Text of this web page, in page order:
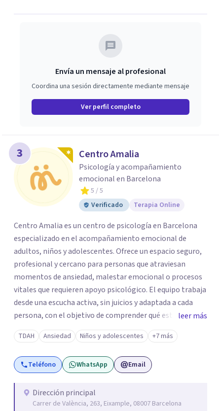
Envía un mensaje al profesional
Coordina una sesión directamente mediante mensaje
Ver perfil completo
3 Centro Amalia
Psicología y acompañamiento
emocional en Barcelona
5 / 5
Verificado
Terapia Online
Centro Amalia es un centro de psicología en Barcelona
especializado en el acompañamiento emocional de
adultos, niños y adolescentes. Ofrece un espacio seguro,
profesional y cercano para personas que atraviesan
momentos de ansiedad, malestar emocional o procesos
vitales que requieren apoyo psicológico. El equipo trabaja
desde una escucha activa, sin juicios y adaptada a cada
persona, con el objetivo de comprender qué está
ocurriendo y facilitar herramientas para avanzar con
mayor equilibrio y bienestar. La intervención se realiza en
un entorno confidencial y tranquilo, cuidando el ritmo y
las necesidades de cada proceso terapéutico. En Centro
el trauma, la depresión y otros retos emocionales, así
como procesos de crecimiento personal y
leer más
TDAH Ansiedad Niños y adolescentes +7 más
Teléfono WhatsApp Email
Dirección principal
Carrer de València, 263, Eixample, 08007 Barcelona